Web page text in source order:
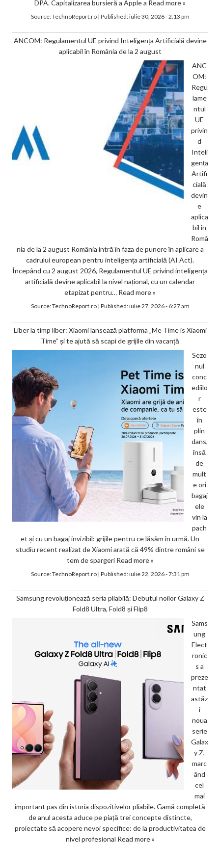
DPA. Capitalizarea bursieră a Apple a Read more »
Source:TechnoReport.ro| Published:iulie 30, 2026 - 2:13 pm
ANCOM: Regulamentul UE privind Inteligența Artificială devine
aplicabil în România de la 2 august
ANC
OM:
Regu
lame
ntul
UE
privin
d
Inteli
gența
Artifi
cială
devin
e
aplica
bil în
Româ
nia de la 2 august România intră în faza de punere în aplicare a
cadrului european pentru inteligența artificială (AI Act).
Începând cu 2 august 2026, Regulamentul UE privind inteligența
artificială devine aplicabil la nivel național, cu un calendar
etapizat pentru… Read more »
Source:TechnoReport.ro| Published:iulie 27, 2026 - 6:27 am
Liber la timp liber: Xiaomi lansează platforma „Me Time is Xiaomi
Time” și te ajută să scapi de grijile din vacanță
Sezo
nul
conc
ediilo
r
este
în
plin
dans,
însă
de
mult
e ori
bagaj
ele
vin la
pach
et și cu un bagaj invizibil: grijile pentru ce lăsăm în urmă. Un
studiu recent realizat de Xiaomi arată că 49% dintre români se
tem de spargeri Read more »
Source:TechnoReport.ro| Published:iulie 22, 2026 - 7:31 pm
Samsung revoluționează seria pliabilă: Debutul noilor Galaxy Z
Fold8 Ultra, Fold8 și Flip8
Sams
ung
Elect
ronic
s a
preze
ntat
astăz
i
noua
serie
Galax
y Z,
marc
ând
cel
mai
important pas din istoria dispozitivelor pliabile. Gamă completă
de anul acesta aduce pe piață trei concepte distincte,
proiectate să acopere nevoi specifice: de la productivitatea de
nivel profesional Read more »